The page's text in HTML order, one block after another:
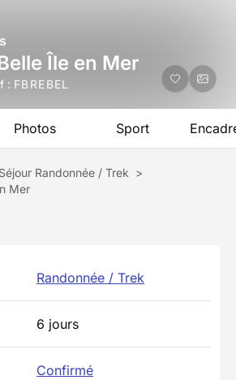
Île en Mer
: FBREBEL
Photos Sport
Séjour Randonnée / Trek >
Mer
Randonnée / Trek
6 jours
Confirmé